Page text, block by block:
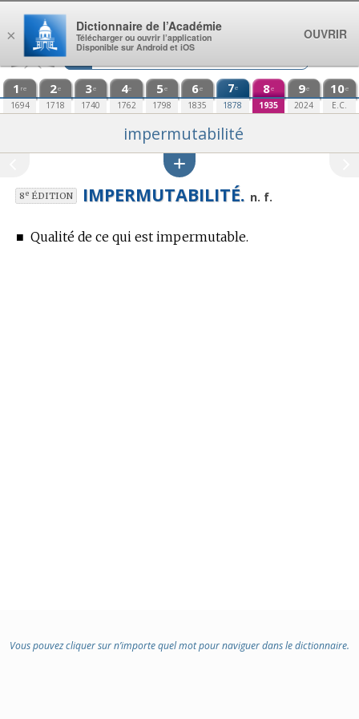
Aller au contenu
1 re
1694
2e
1718
3e
1740
4e
1762
5e
1798
6e
1835
7e
1878
8e
1935
9e
2024
10e
E.C.
impermutabilité
8eÉDITION IMPERMUTABILITÉ. n. f.
■ Qualité de ce qui est impermutable.
Vous pouvez cliquer sur n’importe quel mot pour naviguer dans le dictionnaire.
×
Dictionnaire de l’Académie
Télécharger ou ouvrir l’application
Disponible sur Android et iOS
OUVRIR